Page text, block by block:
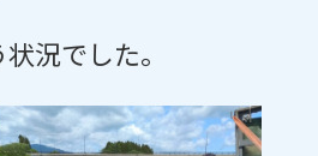
況でした。